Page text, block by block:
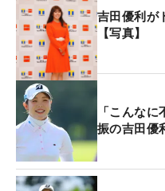
吉田優利が
【写真】
「こんな
振の吉田優